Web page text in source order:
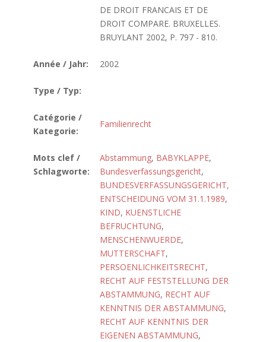
DE DROIT FRANCAIS ET DE
DROIT COMPARE. BRUXELLES.
BRUYLANT 2002, P. 797 - 810.
Année / Jahr: 2002
Type / Typ:
Catégorie /
Kategorie:
Familienrecht
Mots clef /
Schlagworte:
Abstammung, BABYKLAPPE,
Bundesverfassungsgericht,
BUNDESVERFASSUNGSGERICHT,
ENTSCHEIDUNG VOM 31.1.1989,
KIND, KUENSTLICHE
BEFRUCHTUNG,
MENSCHENWUERDE,
MUTTERSCHAFT,
PERSOENLICHKEITSRECHT,
RECHT AUF FESTSTELLUNG DER
ABSTAMMUNG, RECHT AUF
KENNTNIS DER ABSTAMMUNG,
RECHT AUF KENNTNIS DER
EIGENEN ABSTAMMUNG,